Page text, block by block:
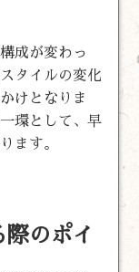
成が変わっ
タイルの変化
けとなりま
環として、早
ます。
のポイ